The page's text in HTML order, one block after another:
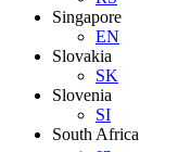
Singapore
EN
Slovakia
SK
Slovenia
SI
South Africa